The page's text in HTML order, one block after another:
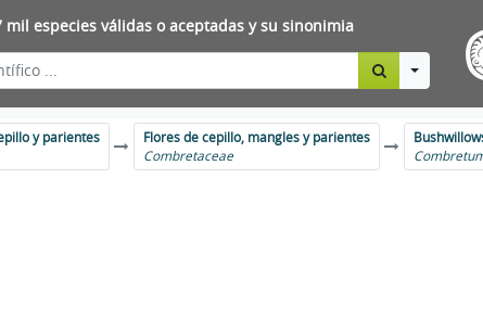
mil especies válidas o aceptadas y su sinonimia
Toggle
y parientes
Flores de cepillo, mangles y parientes
Combretaceae